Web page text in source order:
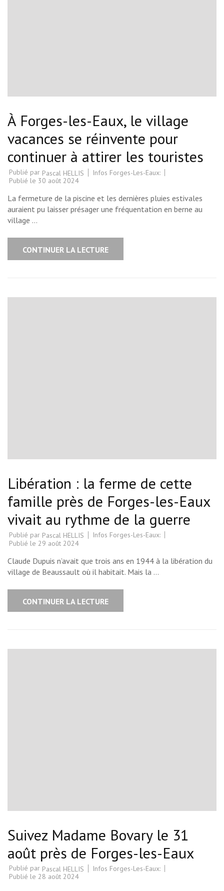
À Forges-les-Eaux, le village
vacances se réinvente pour
continuer à attirer les touristes
Publié par Pascal HELLIS
Infos Forges-Les-Eaux:
Publié le 30 août 2024
La fermeture de la piscine et les dernières pluies estivales
auraient pu laisser présager une fréquentation en berne au
village …
CONTINUER LA LECTURE
Libération : la ferme de cette
famille près de Forges-les-Eaux
vivait au rythme de la guerre
Publié par Pascal HELLIS
Infos Forges-Les-Eaux:
Publié le 29 août 2024
Claude Dupuis n’avait que trois ans en 1944 à la libération du
village de Beaussault où il habitait. Mais la …
CONTINUER LA LECTURE
Suivez Madame Bovary le 31
août près de Forges-les-Eaux
Publié par Pascal HELLIS
Infos Forges-Les-Eaux:
Publié le 28 août 2024